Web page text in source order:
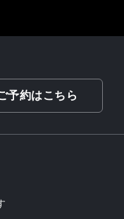
予約はこちら
kullanırım diye